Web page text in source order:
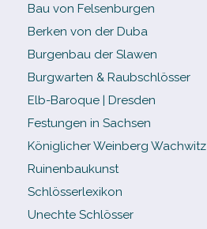
Bau von Felsenburgen
Berken von der Duba
Burgenbau der Slawen
Burgwarten & Raubschlösser
Elb-​Baroque | Dresden
Festungen in Sachsen
Königlicher Weinberg Wachwitz
Ruinenbaukunst
Schlösserlexikon
Unechte Schlösser